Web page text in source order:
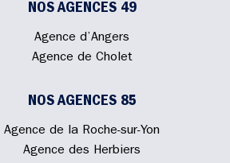
NOS AGENCES 49
Agence d’Angers
Agence de Cholet
NOS AGENCES 85
Agence de la Roche-sur-Yon
Agence des Herbiers